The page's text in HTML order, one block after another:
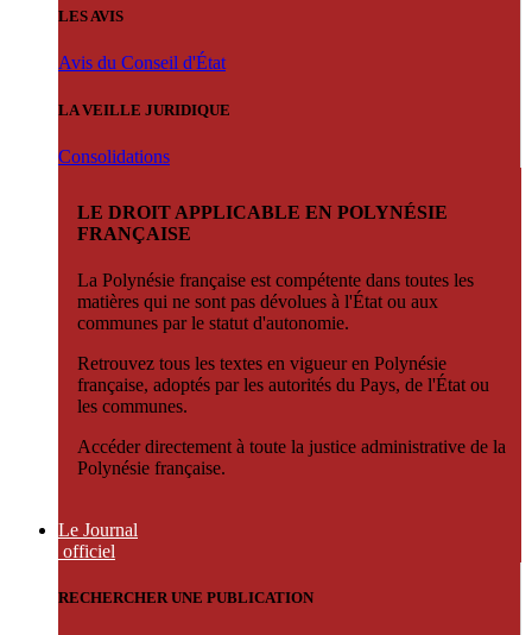
LES AVIS
Avis du Conseil d'État
LA VEILLE JURIDIQUE
Consolidations
LE DROIT APPLICABLE EN POLYNÉSIE
FRANÇAISE
La Polynésie française est compétente dans toutes les
matières qui ne sont pas dévolues à l'État ou aux
communes par le statut d'autonomie.
Retrouvez tous les textes en vigueur en Polynésie
française, adoptés par les autorités du Pays, de l'État ou
les communes.
Accéder directement à toute la justice administrative de la
Polynésie française.
Le Journal
officiel
RECHERCHER UNE PUBLICATION